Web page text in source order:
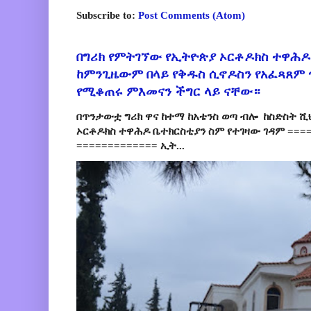
Subscribe to: Post Comments (Atom)
በግሪክ የምትገኘው የኢትዮጵያ ኦርቶዶክስ
ከምንጊዜውም በላይ የቅዱስ ሲኖዶስን የአፈጻጸም
የሚቆጠሩ ምእመናን ችግር ላይ ናቸው።
በጥንታውቷ ግሪክ ዋና ከተማ ከአቴንስ ወጣ ብሎ ከስድስት
ኦርቶዶክስ ተዋሕዶ ቤተክርስቲያን ስም የተገዛው ገዳም
============= ኢት...